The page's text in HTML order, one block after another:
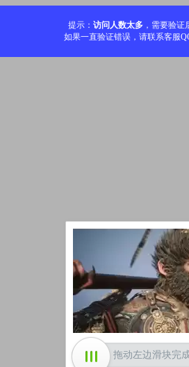
提示： 访问人数太多 ，需要验证
如果一直验证错误，请联系客服
加载中
拖动左边滑块完